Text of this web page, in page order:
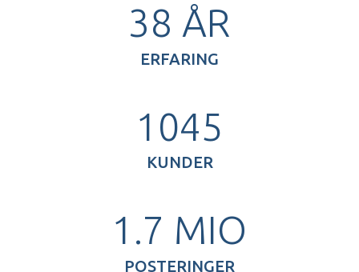
38 ÅR
ERFARING
1045
KUNDER
1.7 MIO
POSTERINGER